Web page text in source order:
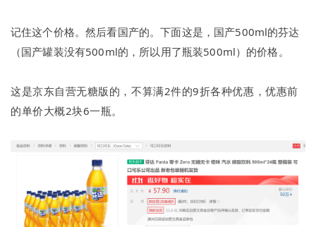
记住这个价格。然后看国产的。下面这是，国产500ml的芬达
（国产罐装没有500ml的，所以用了瓶装500ml）的价格。
这是京东自营无糖版的，不算满2件的9折各种优惠，优惠前
的单价大概2块6一瓶。